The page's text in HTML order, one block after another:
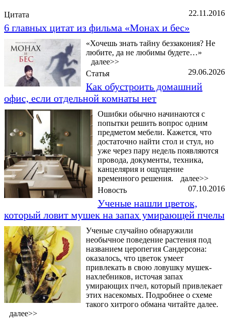
22.11.2016
Цитата
6 главных цитат из фильма «Монах и бес»
«Хочешь знать тайну беззакония? Не
любите, да не любимы будете…»
далее>>
29.06.2026
Статья
Как обустроить домашний
офис, если отдельной комнаты нет
Ошибки обычно начинаются с
попытки решить вопрос одним
предметом мебели. Кажется, что
достаточно найти стол и стул, но
уже через пару недель появляются
провода, документы, техника,
канцелярия и ощущение
временного решения.
далее>>
07.10.2016
Новость
Ученые нашли цветок,
который ловит мушек на запах умирающей пчелы
Ученые случайно обнаружили
необычное поведение растения под
названием церопегия Сандерсона:
оказалось, что цветок умеет
привлекать в свою ловушку мушек-
нахлебников, источая запах
умирающих пчел, который привлекает
этих насекомых. Подробнее о схеме
такого хитрого обмана читайте далее.
далее>>